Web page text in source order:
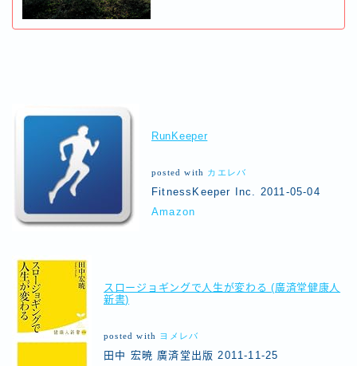
RunKeeper
posted with カエレバ
FitnessKeeper Inc. 2011-05-04
Amazon
スロージョギングで人生が変わる (廣済堂健康人
新書)
posted with ヨメレバ
田中 宏暁 廣済堂出版 2011-11-25